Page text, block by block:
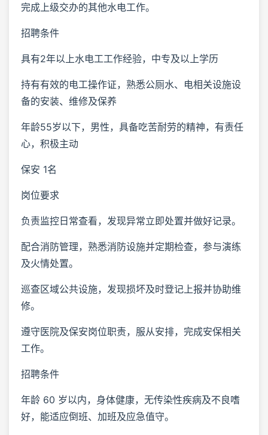
完成上级交办的其他水电工作。
招聘条件
具有2年以上水电工工作经验，中专及以上学历
持有有效的电工操作证，熟悉公厕水、电相关设施设
备的安装、维修及保养
年龄55岁以下，男性，具备吃苦耐劳的精神，有责任
心，积极主动
保安 1名
岗位要求
负责监控日常查看，发现异常立即处置并做好记录。
配合消防管理，熟悉消防设施并定期检查，参与演练
及火情处置。
巡查区域公共设施，发现损坏及时登记上报并协助维
修。
遵守医院及保安岗位职责，服从安排，完成安保相关
工作。
招聘条件
年龄 60 岁以内，身体健康，无传染性疾病及不良嗜
好，能适应倒班、加班及应急值守。